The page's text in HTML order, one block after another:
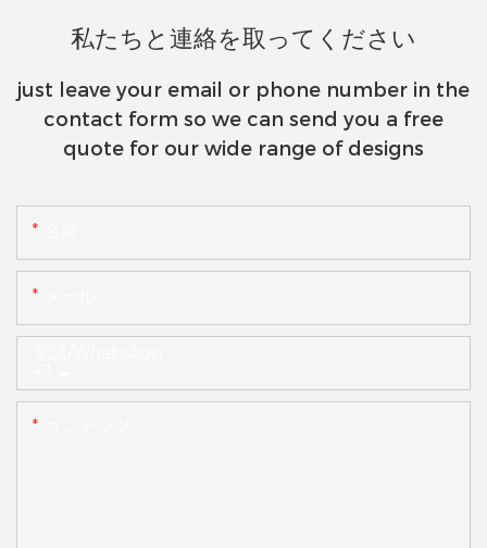
私たちと連絡を取ってください
just leave your email or phone number in the
contact form so we can send you a free
quote for our wide range of designs